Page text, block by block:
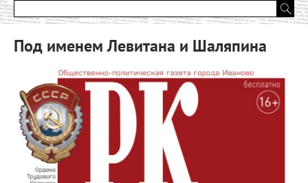
Под именем Левитана и Шаляпина